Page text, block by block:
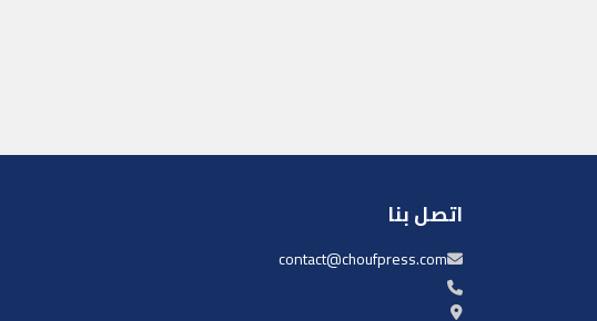
اتصل بنا
contact@choufpress.com